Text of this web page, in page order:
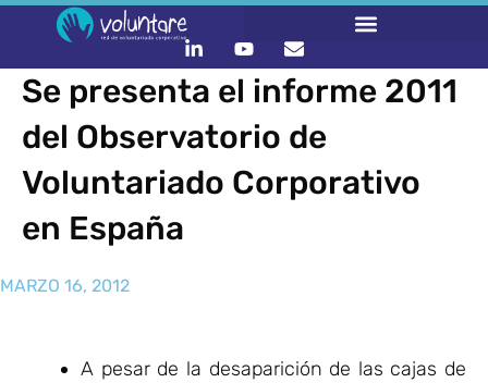
Se presenta el informe 2011
del Observatorio de
Voluntariado Corporativo
en España
MARZO 16, 2012
A pesar de la desaparición de las cajas de